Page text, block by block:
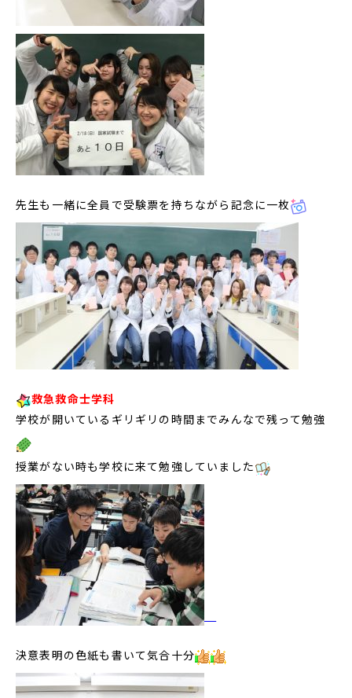
先生も一緒に全員で受験票を持ちながら記念に一枚
救急救命士学科
学校が開いているギリギリの時間までみんなで残って勉強
授業がない時も学校に来て勉強していました
決意表明の色紙も書いて気合十分